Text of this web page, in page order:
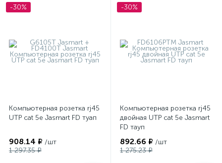
-30%
Компьютерная розетка rj45
UTP cat 5e Jasmart FD туап
908.14 ₽ /шт
1 297.35 ₽
-30%
Компьютерная розетка rj45
двойная UTP cat 5e Jasmart
FD тауп
892.66 ₽ /шт
1 275.23 ₽